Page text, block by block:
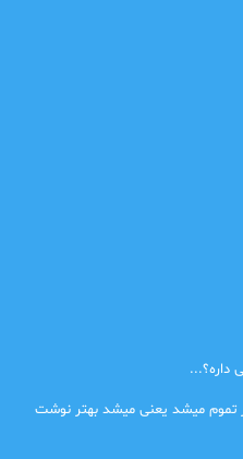
میشد یعنی میشد بهتر نوشت